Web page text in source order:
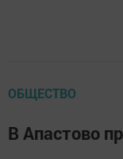
ОБЩЕСТВО
В Апастово